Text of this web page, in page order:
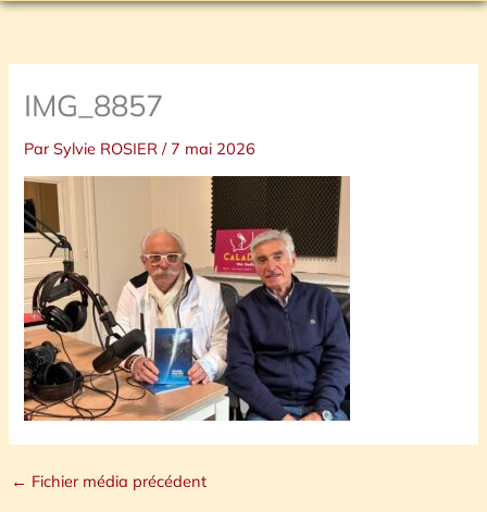
IMG_8857
ParSylvie ROSIER/ 7 mai 2026
← Fichier média précédent